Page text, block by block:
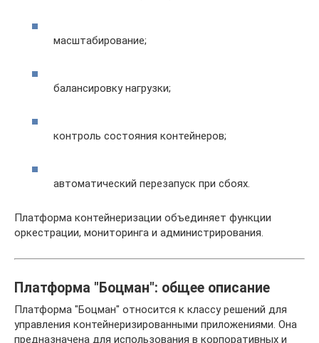
масштабирование;
балансировку нагрузки;
контроль состояния контейнеров;
автоматический перезапуск при сбоях.
Платформа контейнеризации объединяет функции
оркестрации, мониторинга и администрирования.
Платформа "Боцман": общее описание
Платформа "Боцман" относится к классу решений для
управления контейнеризированными приложениями. Она
предназначена для использования в корпоративных и